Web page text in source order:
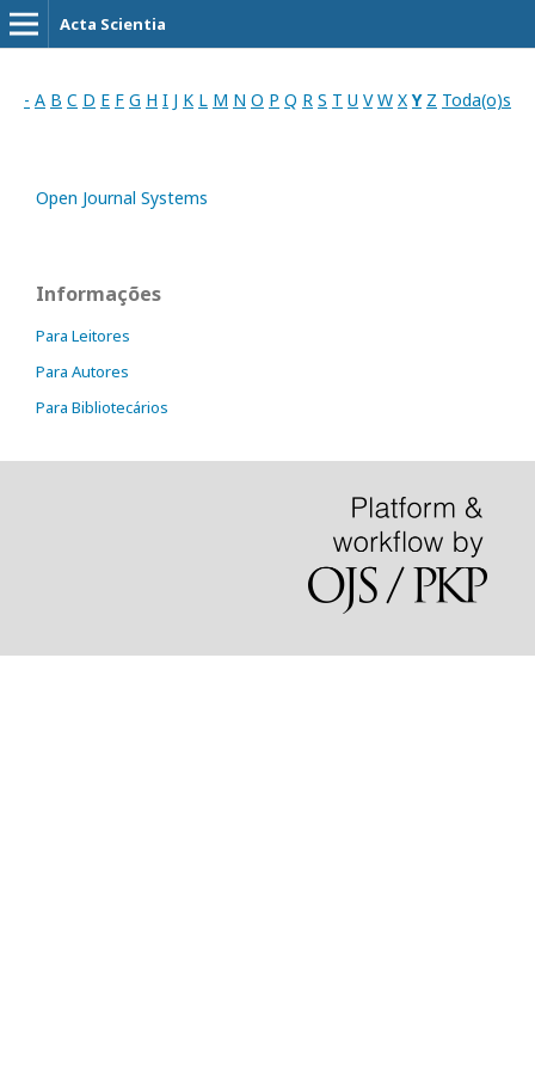
Acta Scientia
- A B C D E F G H I J K L M N O P Q R S T U V W X Y Z Toda(o)s
Open Journal Systems
Informações
Para Leitores
Para Autores
Para Bibliotecários